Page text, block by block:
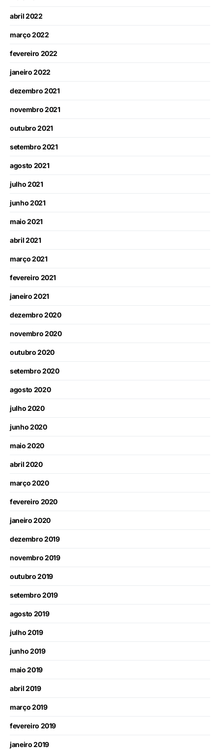
abril 2022
março 2022
fevereiro 2022
janeiro 2022
dezembro 2021
novembro 2021
outubro 2021
setembro 2021
agosto 2021
julho 2021
junho 2021
maio 2021
abril 2021
março 2021
fevereiro 2021
janeiro 2021
dezembro 2020
novembro 2020
outubro 2020
setembro 2020
agosto 2020
julho 2020
junho 2020
maio 2020
abril 2020
março 2020
fevereiro 2020
janeiro 2020
dezembro 2019
novembro 2019
outubro 2019
setembro 2019
agosto 2019
julho 2019
junho 2019
maio 2019
abril 2019
março 2019
fevereiro 2019
janeiro 2019